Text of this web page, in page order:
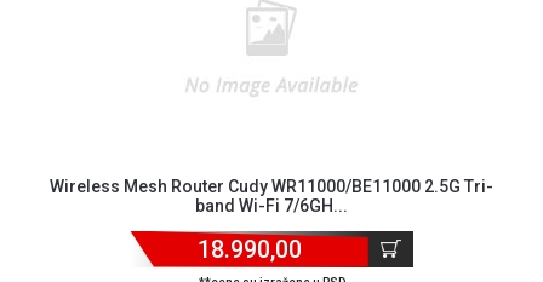
plaćanjaWireless Mesh Router Cudy WR11000/BE11000 2.5G Tri-
band Wi-Fi 7/6GH...
18.990,00